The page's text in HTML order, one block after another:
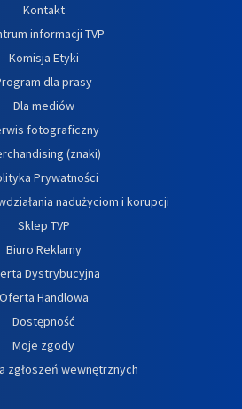
Kontakt
informacji TVP
Komisja Etyki
dla prasy
Dla mediów
fotograficzny
(znaki)
Prywatności
nadużyciom i korupcji
Sklep TVP
Biuro Reklamy
Dystrybucyjna
Oferta Handlowa
Dostępność
Moje zgody
zgłoszeń wewnętrznych